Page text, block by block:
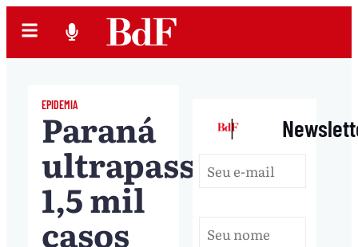
EPIDEMIA
Paraná
ultrapassa
1,5 mil
casos
|